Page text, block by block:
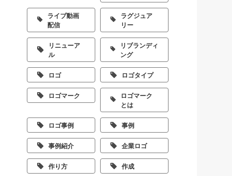
ライブ動画
配信
ラグジュア
リー
リニューア
ル
リブランディ
ング
ロゴ ロゴタイプ
ロゴマーク
ロゴマーク
とは
ロゴ事例 事例
事例紹介 企業ロゴ
作り方 作成